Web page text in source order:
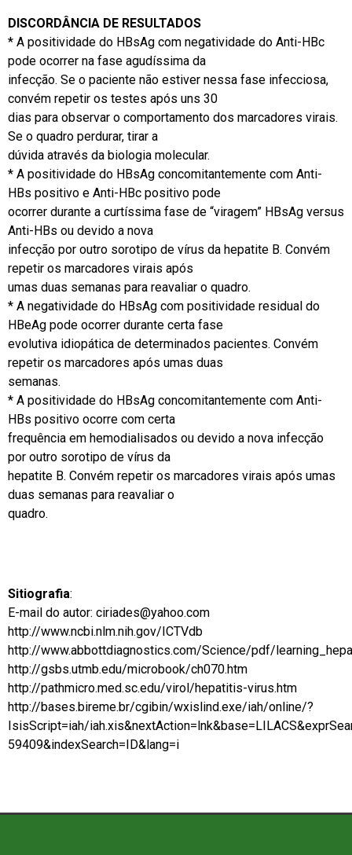
DISCORDÂNCIA DE RESULTADOS
* A positividade do HBsAg com negatividade do Anti-HBc
pode ocorrer na fase agudíssima da
infecção. Se o paciente não estiver nessa fase infecciosa,
convém repetir os testes após uns 30
dias para observar o comportamento dos marcadores virais.
Se o quadro perdurar, tirar a
dúvida através da biologia molecular.
* A positividade do HBsAg concomitantemente com Anti-
HBs positivo e Anti-HBc positivo pode
ocorrer durante a curtíssima fase de “viragem” HBsAg versus
Anti-HBs ou devido a nova
infecção por outro sorotipo de vírus da hepatite B. Convém
repetir os marcadores virais após
umas duas semanas para reavaliar o quadro.
* A negatividade do HBsAg com positividade residual do
HBeAg pode ocorrer durante certa fase
evolutiva idiopática de determinados pacientes. Convém
repetir os marcadores após umas duas
semanas.
* A positividade do HBsAg concomitantemente com Anti-
HBs positivo ocorre com certa
frequência em hemodialisados ou devido a nova infecção
por outro sorotipo de vírus da
hepatite B. Convém repetir os marcadores virais após umas
duas semanas para reavaliar o
quadro.
Sitiografia:
E-mail do autor: ciriades@yahoo.com
http://www.ncbi.nlm.nih.gov/ICTVdb
http://www.abbottdiagnostics.com/Science/pdf/
http://gsbs.utmb.edu/microbook/ch070.htm
http://pathmicro.med.sc.edu/virol/hepatitis-virus.htm
http://bases.bireme.br/cgibin/wxislind.exe/iah/online/?
IsisScript=iah/
59409&indexSearch=ID&lang=i